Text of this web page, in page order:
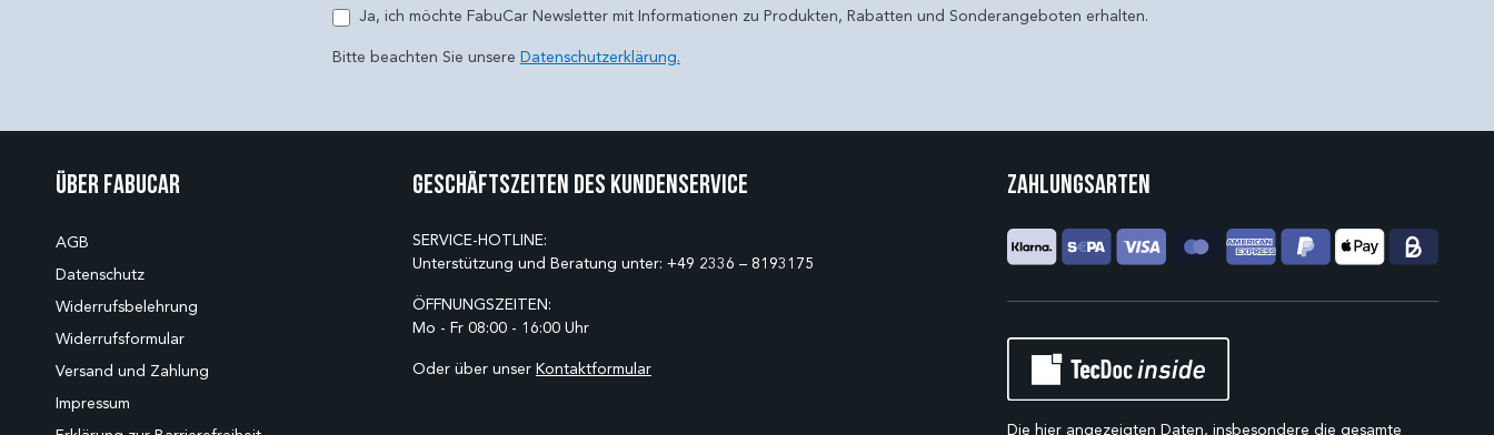
Ja, ich möchte FabuCar Newsletter mit Informationen zu Produkten, Rabatten und Sonderangeboten erhalten.
Bitte beachten Sie unsere Datenschutzerklärung.
Über Fabucar
AGB
Datenschutz
Widerrufsbelehrung
Widerrufsformular
Versand und Zahlung
Impressum
Geschäftszeiten des Kundenservice
SERVICE-HOTLINE:
Unterstützung und Beratung unter: +49 2336 – 8193175
ÖFFNUNGSZEITEN:
Mo - Fr 08:00 - 16:00 Uhr
Oder über unser Kontaktformular
Zahlungsarten
Die hier angezeigten Daten, insbesondere die gesamte